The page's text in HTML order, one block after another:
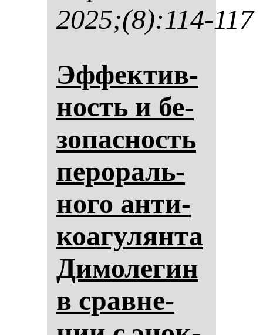
2025;(8):114-117
Эф­фек­тив­
ность и бе­
зо­пас­ность
пе­ро­раль­
но­го ан­ти­
ко­агу­лян­та
Ди­мо­ле­гин
в срав­не­